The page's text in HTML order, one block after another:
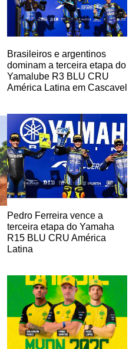
Brasileiros e argentinos
dominam a terceira etapa do
Yamalube R3 BLU CRU
América Latina em Cascavel
Pedro Ferreira vence a
terceira etapa do Yamaha
R15 BLU CRU América
Latina